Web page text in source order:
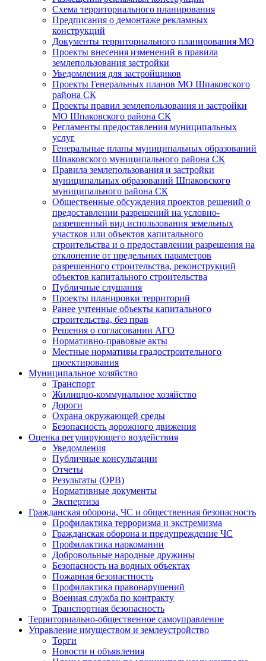
Схема территориального планирования
Предписания о демонтаже рекламных
конструкций
Документы территориального планирования МО
Проекты внесения изменений в правила
землепользования застройки
Уведомления для застройщиков
Проекты Генеральных планов МО Шпаковского
района СК
Проекты правил землепользования и застройки
МО Шпаковского района СК
Регламенты предоставления муниципальных
услуг
Генеральные планы муниципальных образований
Шпаковского муниципального района СК
Правила землепользования и застройки
муниципальных образований Шпаковского
муниципального района СК
Общественные обсуждения проектов решений о
предоставлении разрешений на условно-
разрешенный вид использования земельных
участков или объектов капитального
строительства и о предоставлении разрешения на
отклонение от предельных параметров
разрешенного строительства, реконструкций
объектов капитального строительства
Публичные слушания
Проекты планировки территорий
Ранее учтенные объекты капитального
строительства, без прав
Решения о согласовании АГО
Нормативно-правовые акты
Местные нормативы градостроительного
проектирования
Муниципальное хозяйство
Транспорт
Жилищно-коммунальное хозяйство
Дороги
Охрана окружающей среды
Безопасность дорожного движения
Оценка регулирующего воздействия
Уведомления
Публичные консультации
Отчеты
Результаты (ОРВ)
Нормативные документы
Экспертиза
Гражданская оборона, ЧС и общественная безопасность
Профилактика терроризма и экстремизма
Гражданская оборона и предупреждение ЧС
Профилактика наркомании
Добровольные народные дружины
Безопасность на водных объектах
Пожарная безопастность
Профилактика правонарушений
Военная служба по контракту
Транспортная безопасность
Территориально-общественное самоуправление
Управление имуществом и землеустройство
Торги
Новости и объявления